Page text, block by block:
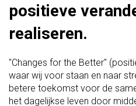
positieve
realiseren.
"Changes for the Better"
waar wij voor staan en naar
betere toekomst voor de
het dagelijkse leven door